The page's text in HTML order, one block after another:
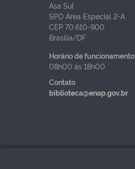
Asa Sul
SPO Área Especial 2-A
CEP 70.610-900
Brasília/DF
Horário de funcionamento
08h00 às 18h00
Contato
biblioteca@enap.gov.br